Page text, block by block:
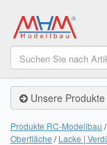
SHOP
Unsere
Unsere Produkte
Produkte RC-Modellbau
Oberfläche
Lacke |